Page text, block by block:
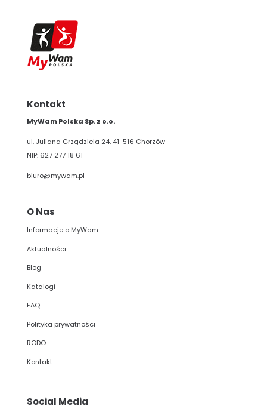
Kontakt
MyWam Polska Sp. z o.o.
ul. Juliana Grządziela 24, 41-516 Chorzów
NIP: 627 277 18 61
biuro@mywam.pl
O Nas
Informacje o MyWam
Aktualności
Blog
Katalogi
FAQ
Polityka prywatności
RODO
Kontakt
Social Media